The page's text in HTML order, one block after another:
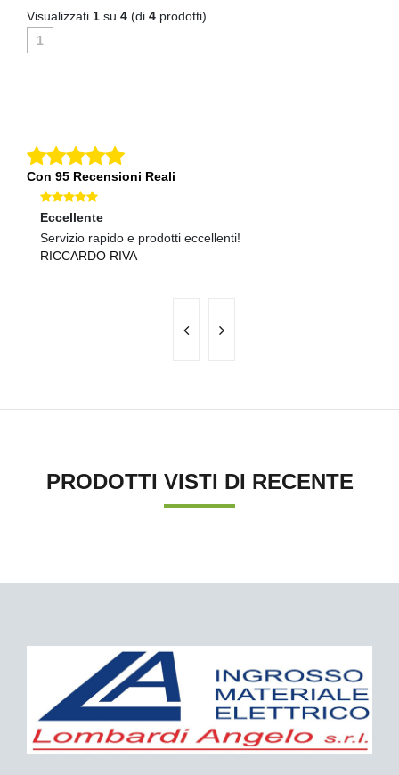
Visualizzati 1 su 4 (di 4 prodotti)
1
Con 95 Recensioni Reali
Eccellente
Servizio rapido e prodotti eccellenti!
RICCARDO RIVA
PRODOTTI VISTI DI RECENTE